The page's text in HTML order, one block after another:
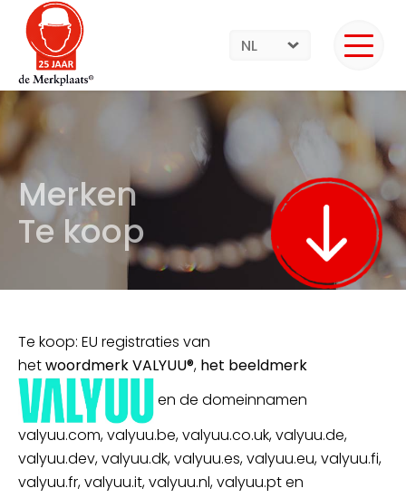
NL
Merken
Te koop
Te koop: EU registraties van
hetwoordmerk VALYUU®, het beeldmerk
en de domeinnamen
valyuu.com, valyuu.be, valyuu.co.uk, valyuu.de,
valyuu.dev, valyuu.dk, valyuu.es, valyuu.eu, valyuu.fi,
valyuu.fr, valyuu.it, valyuu.nl, valyuu.pt en